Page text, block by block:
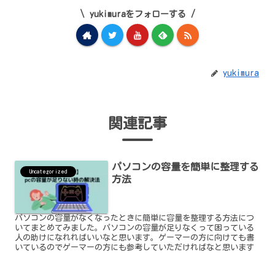
yukimuraをフォローする
yukimura
関連記事
Uncategorized
パソコンの容量を簡単に整理する
方法
パソコンの容量がなくなったときに簡単に容量を整理する方法につ
いてまとめてみました。パソコンの容量が足りなくって困っている
人の助けになれればいいなと思います。ゲーマーの方に向けても書
いているのでゲーマーの方にも参考していただければなと思います